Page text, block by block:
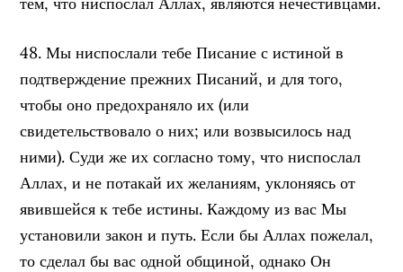
48. Мы ниспослали тебе Писание с истиной в
подтверждение прежних Писаний, и для того,
чтобы оно предохраняло их (или
свидетельствовало о них; или возвысилось над
ними). Суди же их согласно тому, что ниспослал
Аллах, и не потакай их желаниям, уклоняясь от
явившейся к тебе истины. Каждому из вас Мы
установили закон и путь. Если бы Аллах пожелал,
то сделал бы вас одной общиной, однако Он